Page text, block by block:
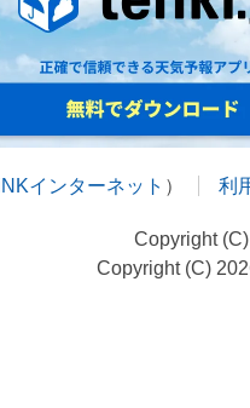
インターネット ） 利
Copyright
Copyright (C)